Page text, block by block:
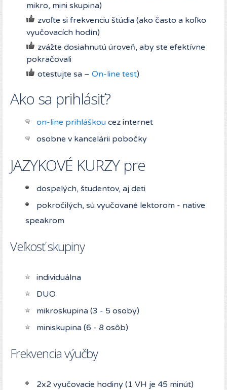
mikro, mini skupina)
zvoľte si frekvenciu štúdia (ako často a koľko
vyučovacích hodín)
zvážte dosiahnutú úroveň, aby ste efektívne
pokračovali
otestujte sa – On-line test)
Ako sa prihlásiť?
on-line prihláškou cez internet
osobne v kancelárii pobočky
JAZYKOVÉ KURZY pre
dospelých, študentov, aj deti
pokročilých, sú vyučované lektorom - native
speakrom
Veľkosť skupiny
individuálna
DUO
mikroskupina (3 - 5 osoby)
miniskupina (6 - 8 osôb)
Frekvencia výučby
2x2 vyučovacie hodiny (1 VH je 45 minút)